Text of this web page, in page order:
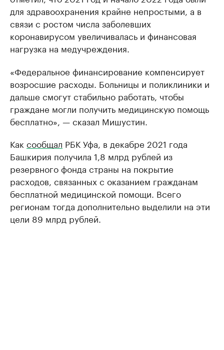
для здравоохранения крайне непростыми, а в
связи с ростом числа заболевших
коронавирусом увеличивалась и финансовая
нагрузка на медучреждения.
«Федеральное финансирование компенсирует
возросшие расходы. Больницы и поликлиники и
дальше смогут стабильно работать, чтобы
граждане могли получить медицинскую помощь
бесплатно», — сказал Мишустин.
Как сообщал РБК Уфа, в декабре 2021 года
Башкирия получила 1,8 млрд рублей из
резервного фонда страны на покрытие
расходов, связанных с оказанием гражданам
бесплатной медицинской помощи. Всего
регионам тогда дополнительно выделили на эти
цели 89 млрд рублей.